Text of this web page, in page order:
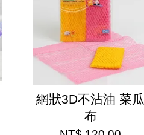
網狀3D不沾油 菜瓜
布